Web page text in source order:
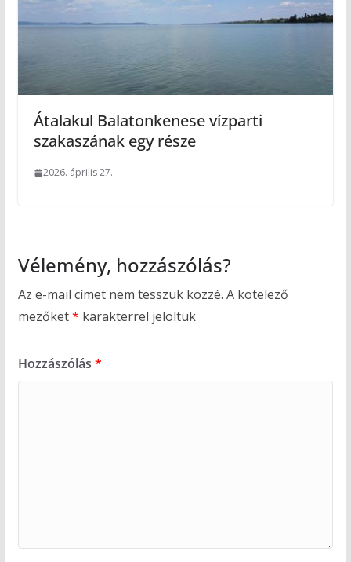
Átalakul Balatonkenese vízparti
szakaszának egy része
2026. április 27.
Vélemény, hozzászólás?
Az e-mail címet nem tesszük közzé. A kötelező
mezőket* karakterrel jelöltük
Hozzászólás *